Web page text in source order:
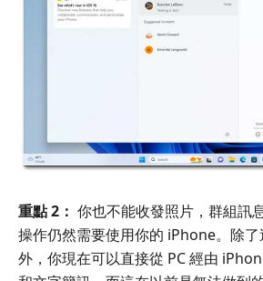
重點 2： 你也不能收發照片，群組訊
操作仍然需要使用你的 iPhone。除
外，你現在可以直接從 PC 經由